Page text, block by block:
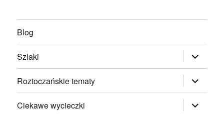
Blog
Szlaki rozwiń
menu
potomne
Roztoczańskie tematy
rozwiń
menu
potomne
Ciekawe wycieczki
rozwiń
menu